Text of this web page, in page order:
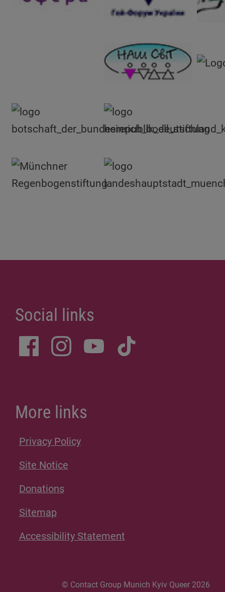
Social links
More links
Privacy Policy
Site Notice
Donations
Sitemap
Accessibility Statement
© Contact Group Munich Kyiv Queer 2026